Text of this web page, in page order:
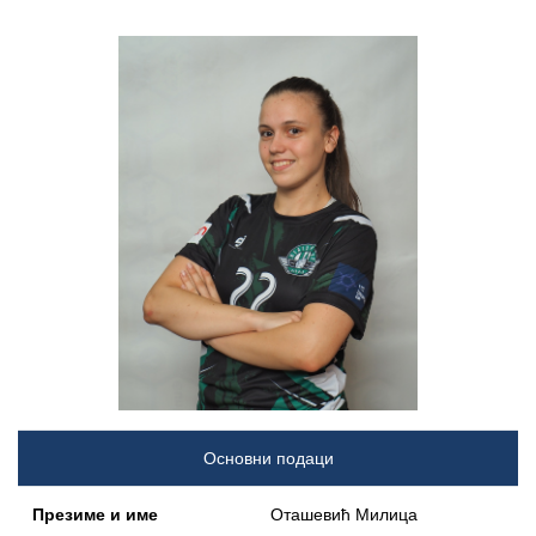
Основни подаци
Презиме и име Оташевић Милица